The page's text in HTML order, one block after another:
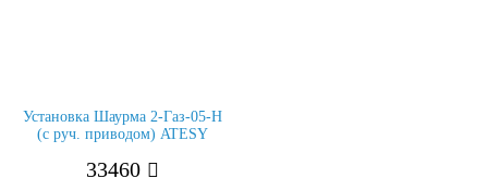
Установка Шаурма 2-Газ-05-Н
(с руч. приводом) ATESY
33460